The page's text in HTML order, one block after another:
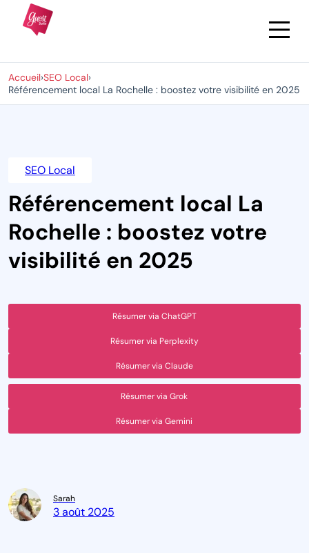
Accueil›SEO Local›
Référencement local La Rochelle : boostez votre visibilité en 2025
SEO Local
Référencement local La
Rochelle : boostez votre
visibilité en 2025
Résumer via ChatGPT
Résumer via Perplexity
Résumer via Claude
Résumer via Grok
Résumer via Gemini
Sarah
3 août 2025